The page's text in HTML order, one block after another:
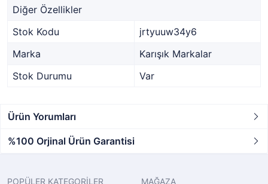
Diğer Özellikler
Stok Kodu
jrtyuuw34y6
Marka
Karışık Markalar
Stok Durumu
Var
Ürün Yorumları
%100 Orjinal Ürün Garantisi
POPÜLER KATEGORİLER
MAĞAZA